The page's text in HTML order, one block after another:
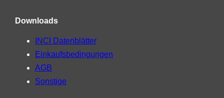
Downloads
INCI Datenblätter
Einkaufsbedingungen
AGB
Sonstige